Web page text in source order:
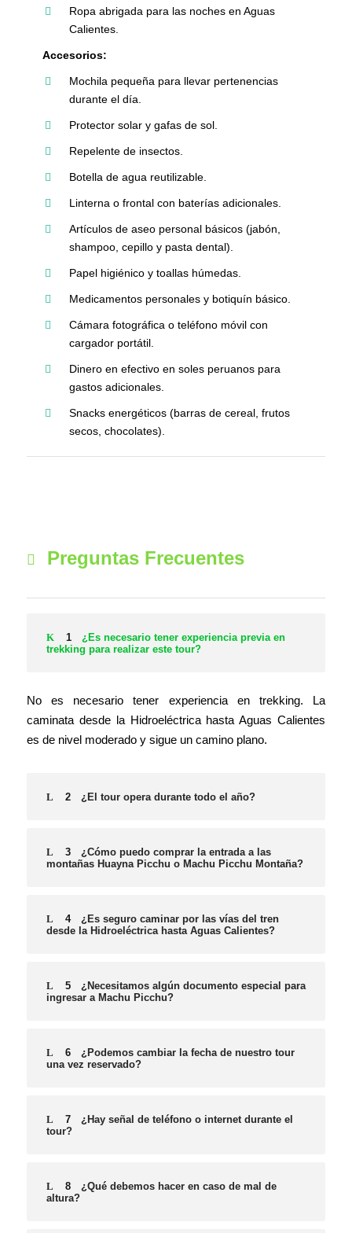
Ropa abrigada para las noches en Aguas
Calientes.
Accesorios:
Mochila pequeña para llevar pertenencias
durante el día.
Protector solar y gafas de sol.
Repelente de insectos.
Botella de agua reutilizable.
Linterna o frontal con baterías adicionales.
Artículos de aseo personal básicos (jabón,
shampoo, cepillo y pasta dental).
Papel higiénico y toallas húmedas.
Medicamentos personales y botiquín básico.
Cámara fotográfica o teléfono móvil con
cargador portátil.
Dinero en efectivo en soles peruanos para
gastos adicionales.
Snacks energéticos (barras de cereal, frutos
secos, chocolates).
Preguntas Frecuentes
1
¿Es necesario tener experiencia previa en
trekking para realizar este tour?
No es necesario tener experiencia en trekking. La
caminata desde la Hidroeléctrica hasta Aguas Calientes
es de nivel moderado y sigue un camino plano.
2 ¿El tour opera durante todo el año?
3
¿Cómo puedo comprar la entrada a las
montañas Huayna Picchu o Machu Picchu Montaña?
4
¿Es seguro caminar por las vías del tren
desde la Hidroeléctrica hasta Aguas Calientes?
5
¿Necesitamos algún documento especial para
ingresar a Machu Picchu?
6
¿Podemos cambiar la fecha de nuestro tour
una vez reservado?
7
¿Hay señal de teléfono o internet durante el
tour?
8
¿Qué debemos hacer en caso de mal de
altura?